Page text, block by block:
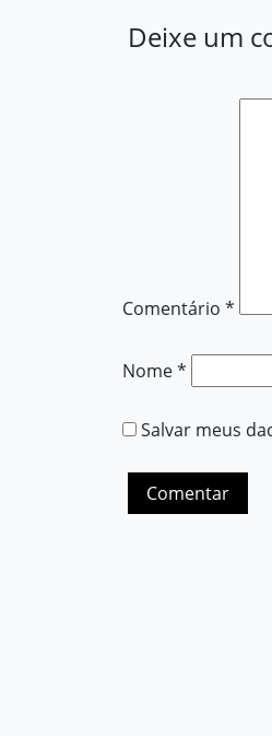
Deixe um
Comentário *
Nome*
Salvar meus